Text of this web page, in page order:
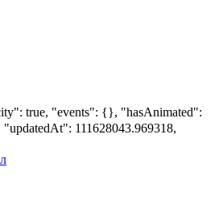
true, "events": {}, "hasAnimated":
111628043.969318,